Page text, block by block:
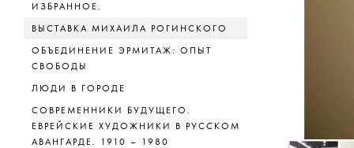
ИЗБРАННОЕ.
ВЫСТАВКА МИХАИЛА РОГИНСКОГО
ОБЪЕДИНЕНИЕ ЭРМИТАЖ: ОПЫТ
СВОБОДЫ
ЛЮДИ В ГОРОДЕ
СОВРЕМЕННИКИ БУДУЩЕГО.
ЕВРЕЙСКИЕ ХУДОЖНИКИ В РУССКОМ
АВАНГАРДЕ. 1910 – 1980